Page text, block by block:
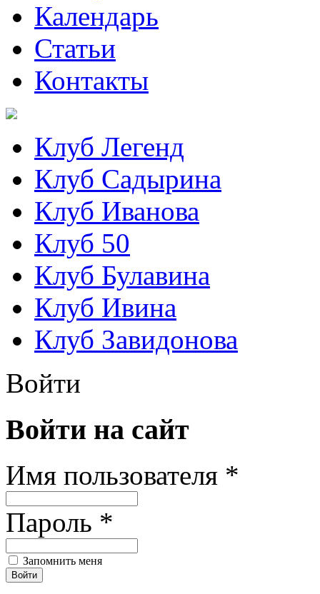
Календарь
Статьи
Контакты
Клуб Легенд
Клуб Садырина
Клуб Иванова
Клуб 50
Клуб Булавина
Клуб Ивина
Клуб Завидонова
Войти
Войти на сайт
Имя пользователя *
Пароль *
Запомнить меня